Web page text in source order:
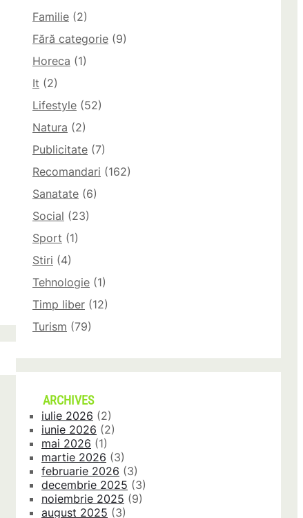
Familie (2)
Fără categorie (9)
Horeca (1)
It (2)
Lifestyle (52)
Natura (2)
Publicitate (7)
Recomandari (162)
Sanatate (6)
Social (23)
Sport (1)
Stiri (4)
Tehnologie (1)
Timp liber (12)
Turism (79)
ARCHIVES
iulie 2026 (2)
iunie 2026 (2)
mai 2026 (1)
martie 2026 (3)
februarie 2026 (3)
decembrie 2025 (3)
noiembrie 2025 (9)
august 2025 (3)